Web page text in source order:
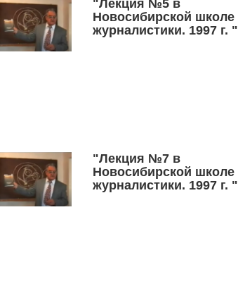
"Лекция №5 в
Новосибирской школе
журналистики. 1997 г. "
"Лекция №7 в
Новосибирской школе
журналистики. 1997 г. "